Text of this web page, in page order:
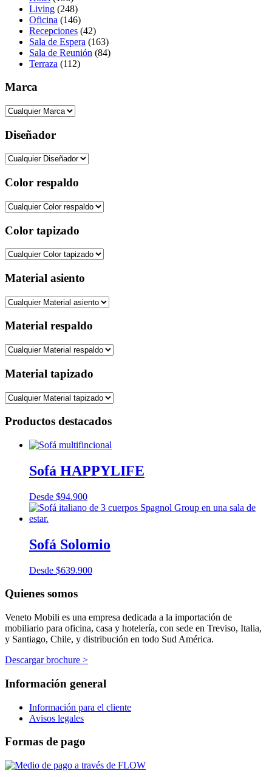
Living (248)
Oficina (146)
Recepciones (42)
Sala de Espera (163)
Sala de Reunión (84)
Terraza (112)
Marca
Diseñador
Color respaldo
Color tapizado
Material asiento
Material respaldo
Material tapizado
Productos destacados
Sofá HAPPYLIFE
Desde $94.900
Sofá Solomio
Desde $639.900
Quienes somos
Veneto Mobili es una empresa dedicada a la importación de
mobiliario para oficina, casa y hotelería, con sede en Treviso, Italia,
y Santiago, Chile, y distribución en todo Sud América.
Descargar brochure >
Información general
Información para el cliente
Avisos legales
Formas de pago